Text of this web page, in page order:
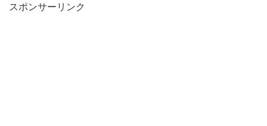
スポンサーリンク